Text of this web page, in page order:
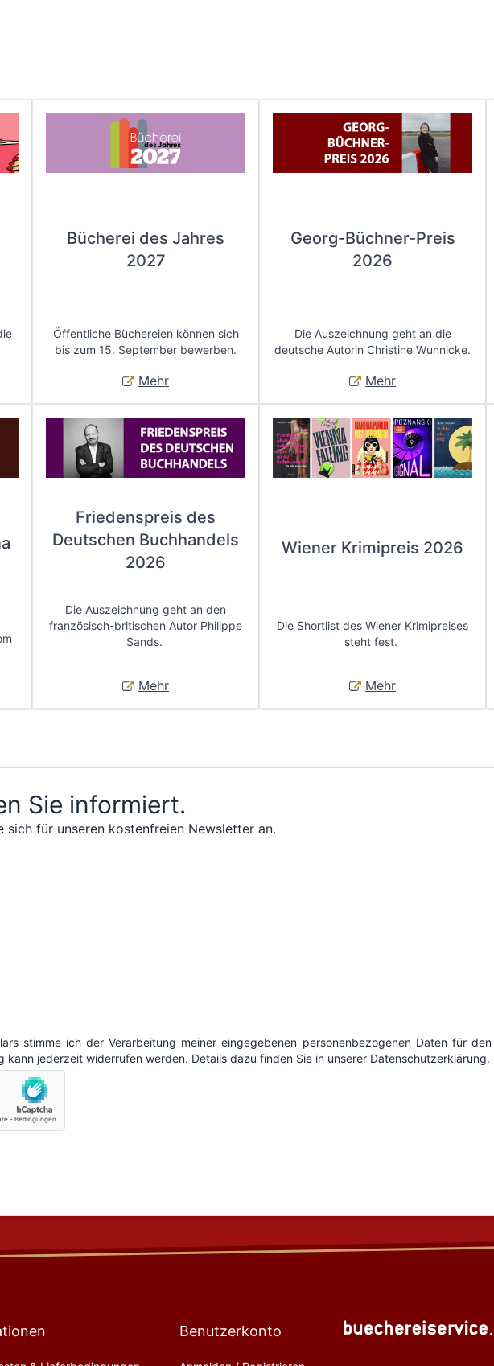
Bücherei des Jahres
2027
Öffentliche Büchereien können sich
bis zum 15. September bewerben.
Mehr
Georg-Büchner-Preis
2026
Die Auszeichnung geht an die
deutsche Autorin Christine Wunnicke.
Mehr
Friedenspreis des
Deutschen Buchhandels
2026
Die Auszeichnung geht an den
französisch-britischen Autor Philippe
Sands.
Mehr
Wiener Krimipreis 2026
Die Shortlist des Wiener Krimipreises
steht fest.
Mehr
Sie informiert.
sich für unseren kostenfreien Newsletter an.
Benutzerkonto